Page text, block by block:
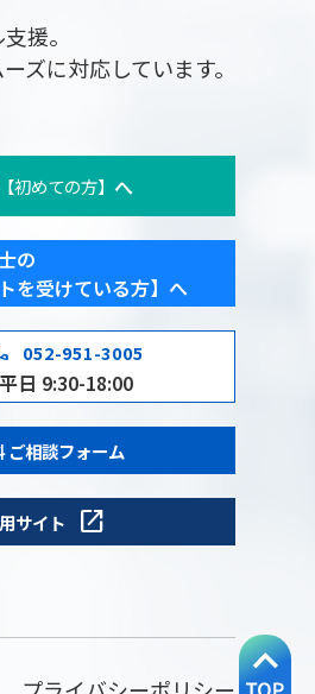
援。
ズに対応しています。
初めての方】 へ
の
を受けている方】へ
052-951-3005
平日 9:30-18:00
ご相談フォーム
サイト open_in_new